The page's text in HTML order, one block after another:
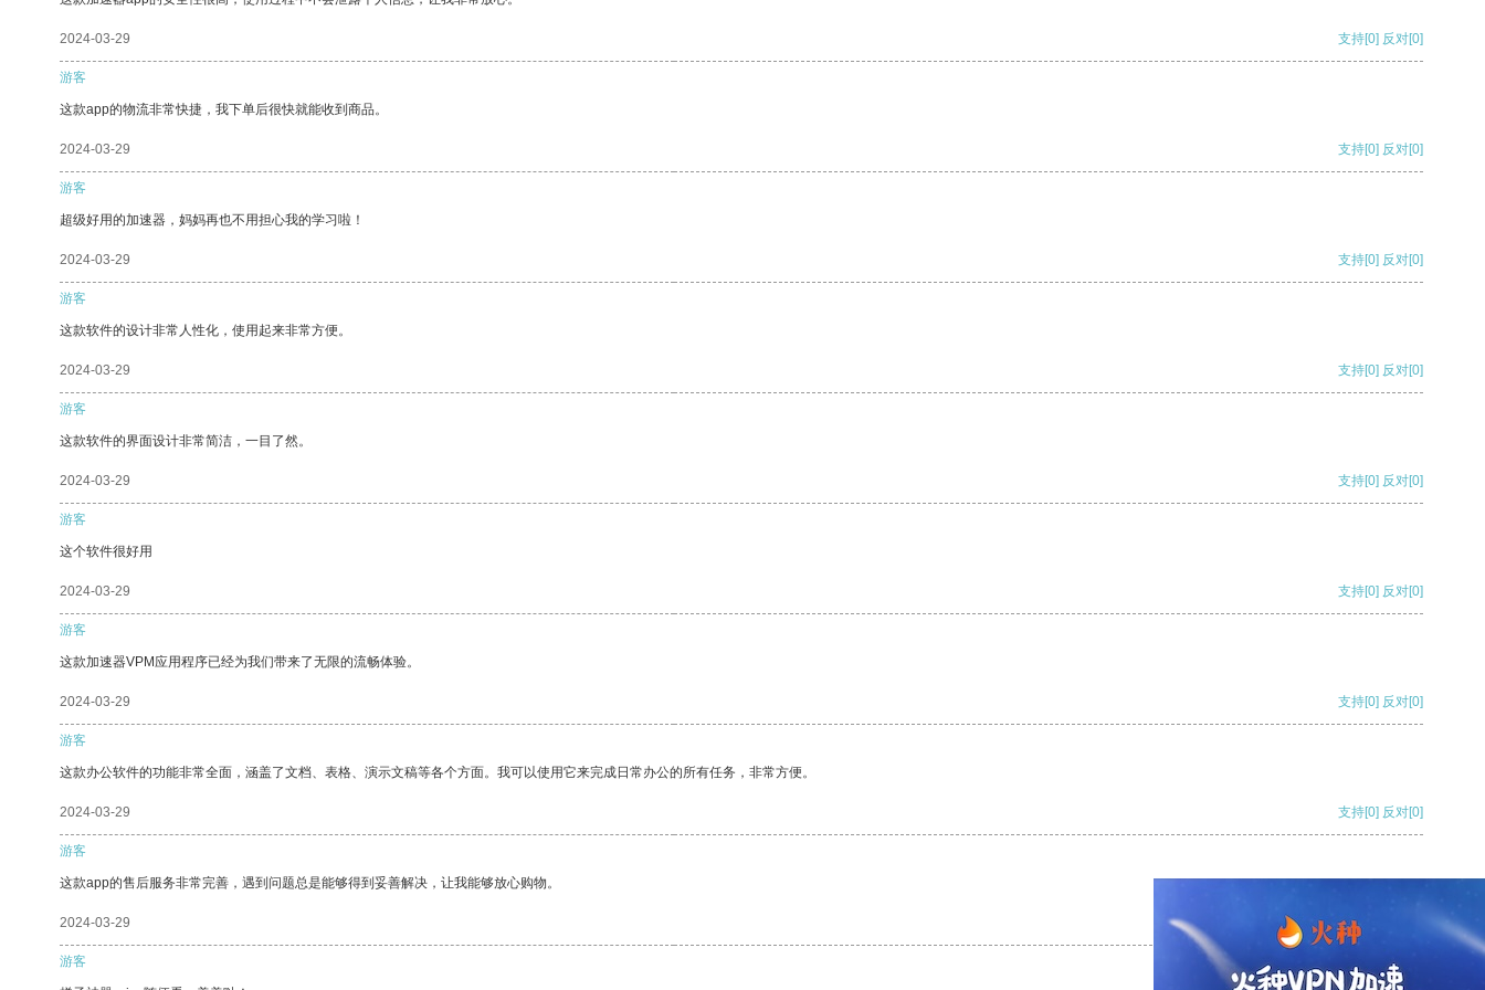
2024-03-29 支持[0] 反对[0]
游客
这款app的物流非常快捷，我下单后很快就能收到商品。
2024-03-29 支持[0] 反对[0]
游客
超级好用的加速器，妈妈再也不用担心我的学习啦！
2024-03-29 支持[0] 反对[0]
游客
这款软件的设计非常人性化，使用起来非常方便。
2024-03-29 支持[0] 反对[0]
游客
这款软件的界面设计非常简洁，一目了然。
2024-03-29 支持[0] 反对[0]
游客
这个软件很好用
2024-03-29 支持[0] 反对[0]
游客
这款加速器VPM应用程序已经为我们带来了无限的流畅体验。
2024-03-29 支持[0] 反对[0]
游客
这款办公软件的功能非常全面，涵盖了文档、表格、演示文稿等各个方面。我可以使用它来完成日常办公的所有任务，非常方便。
2024-03-29 支持[0] 反对[0]
游客
这款app的售后服务非常完善，遇到问题总是能够得到妥善解决，让我能够放心购物。
2024-03-29 支持
游客